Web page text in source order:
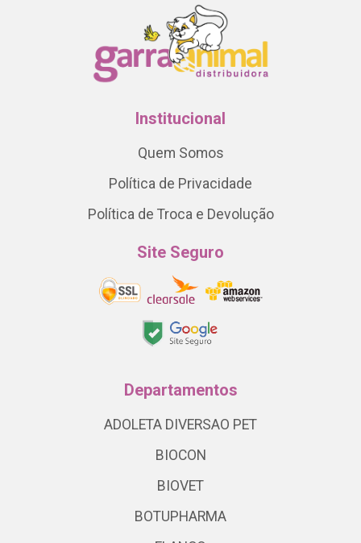
Institucional
Quem Somos
Política de Privacidade
Política de Troca e Devolução
Site Seguro
Departamentos
ADOLETA DIVERSAO PET
BIOCON
BIOVET
BOTUPHARMA